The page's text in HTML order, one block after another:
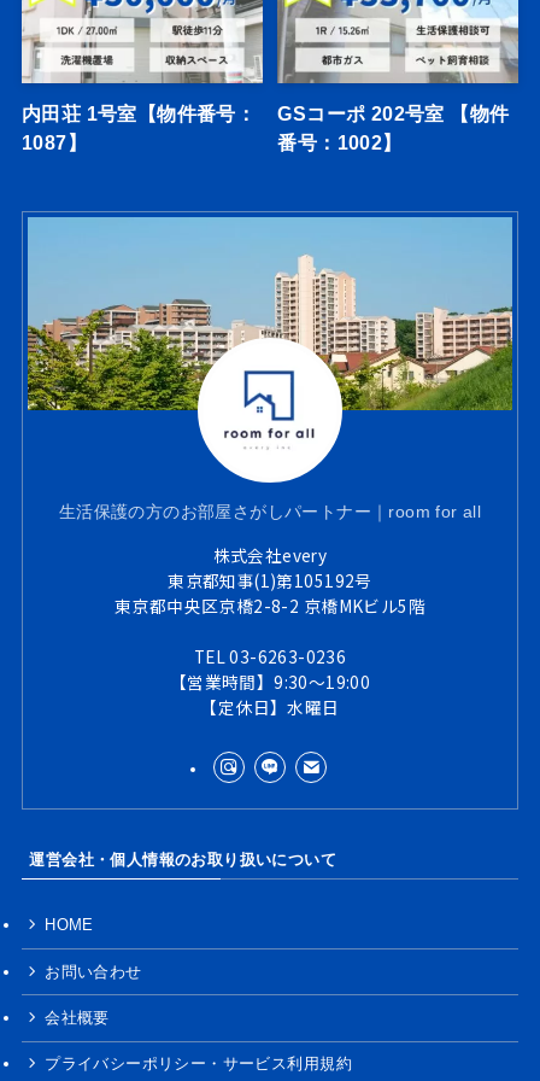
内田荘 1号室【物件番号：
1087】
GSコーポ 202号室 【物件
番号：1002】
生活保護の方のお部屋さがしパートナー｜room for all
株式会社every
東京都知事(1)第105192号
東京都中央区京橋2-8-2 京橋MKビル5階
TEL 03-6263-0236
【営業時間】9:30～19:00
【定休日】水曜日
運営会社・個人情報のお取り扱いについて
HOME
お問い合わせ
会社概要
プライバシーポリシー・サービス利用規約